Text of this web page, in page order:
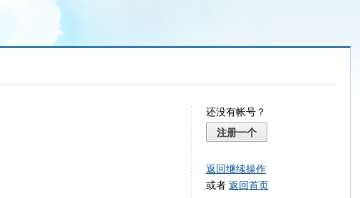
还没有帐号？
注册一个
返回继续操作
或者 返回首页